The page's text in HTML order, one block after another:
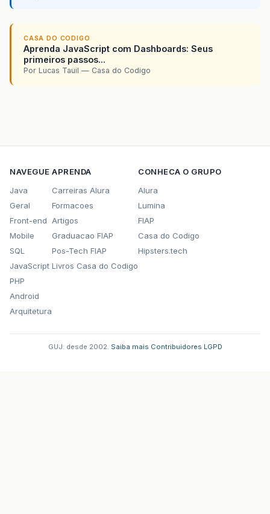
CASA DO CODIGO
Aprenda JavaScript com Dashboards: Seus
primeiros passos...
Por Lucas Tauil — Casa do Codigo
NAVEGUE
Java
Geral
Front-end
Mobile
SQL
JavaScript
PHP
Android
Arquitetura
APRENDA
Carreiras Alura
Formacoes
Artigos
Graduacao FIAP
Pos-Tech FIAP
Livros Casa do Codigo
CONHECA O GRUPO
Alura
Lumina
FIAP
Casa do Codigo
Hipsters.tech
GUJ: desde 2002. Saiba mais Contribuidores LGPD